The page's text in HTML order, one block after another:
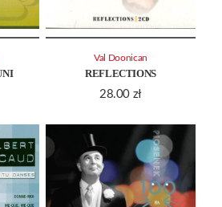
REFLECTIONS
28.00 zł
Val Doonican